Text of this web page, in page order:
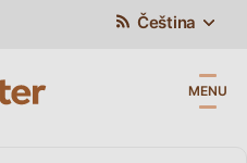
Čeština
MENU